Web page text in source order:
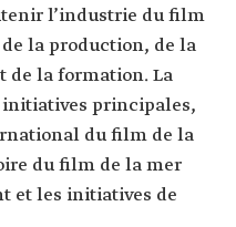
l’industrie du film
la production, de la
de la formation. La
principales,
du film de la
du film de la mer
et les initiatives de